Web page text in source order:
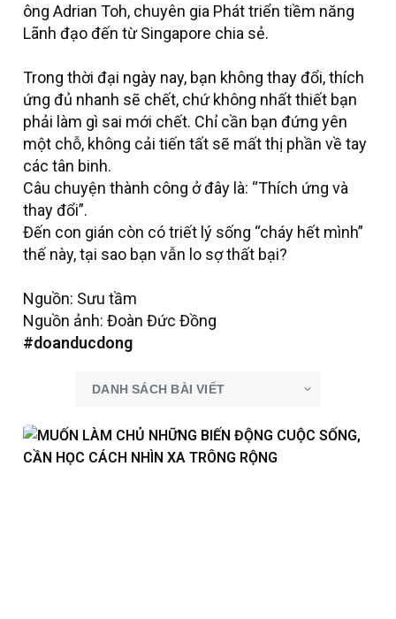
ông Adrian Toh, chuyên gia Phát triển tiềm năng
Lãnh đạo đến từ Singapore chia sẻ.
Trong thời đại ngày nay, bạn không thay đổi, thích
ứng đủ nhanh sẽ chết, chứ không nhất thiết bạn
phải làm gì sai mới chết. Chỉ cần bạn đứng yên
một chỗ, không cải tiến tất sẽ mất thị phần về tay
các tân binh.
Câu chuyện thành công ở đây là: “Thích ứng và
thay đổi”.
Đến con gián còn có triết lý sống “cháy hết mình”
thế này, tại sao bạn vẫn lo sợ thất bại?
Nguồn: Sưu tầm
Nguồn ảnh: Đoàn Đức Đồng
#doanducdong